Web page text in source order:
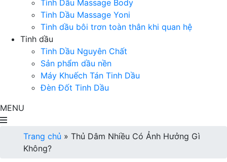
Tinh Dầu Massage Body
Tinh Dầu Massage Yoni
Tinh dầu bôi trơn toàn thân khi quan hệ
Tinh dầu
Tinh Dầu Nguyên Chất
Sản phẩm dầu nền
Máy Khuếch Tán Tinh Dầu
Đèn Đốt Tinh Dầu
MENU
Trang chủ » Thủ Dâm Nhiều Có Ảnh Hưởng Gì
Không?